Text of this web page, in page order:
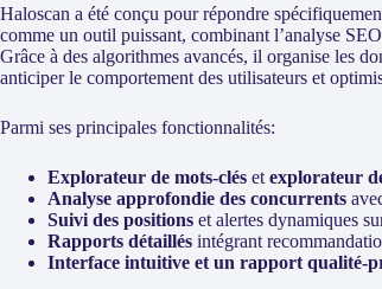
Haloscan a été conçu pour répondre
comme un outil puissant, combinant l’analyse
Grâce à des algorithmes avancés, il organise les
anticiper le comportement des utilisateurs et
Parmi ses principales fonctionnalités:
Explorateur de mots-clés et explorateur
Analyse approfondie des concurrents
Suivi des positions et alertes dynamiques
Rapports détaillés intégrant
Interface intuitive et un rapport qualité-